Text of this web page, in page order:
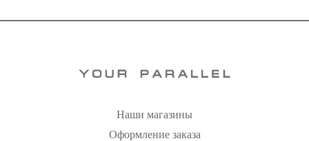
Наши магазины
Оформление заказа